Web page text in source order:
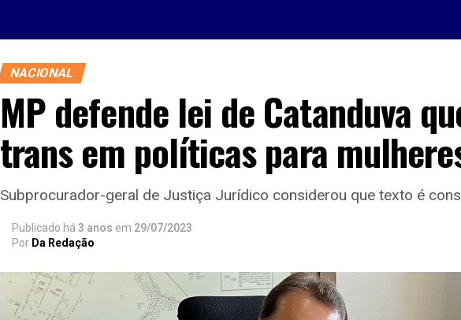
NACIONAL
MP defende lei de Catanduva
trans em políticas para
Subprocurador-geral de Justiça Jurídico considerou que texto é
Publicado há 3 anos em 29/07/2023
Por Da Redação